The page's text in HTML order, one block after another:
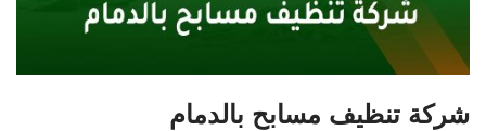
شركة تنظيف مسابح بالدمام